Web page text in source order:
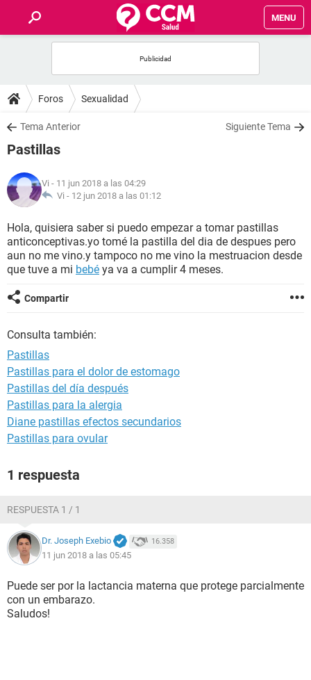
MENU
FOROS
SALUD
NUTRICIÓN
BIENESTAR
SEXUALIDAD
GLOSARIO
Foros Sexualidad
Tema Anterior Siguiente Tema
Pastillas
Vi - 11 jun 2018 a las 04:29
Vi - 12 jun 2018 a las 01:12
Hola, quisiera saber si puedo empezar a tomar pastillas
anticonceptivas.yo tomé la pastilla del dia de despues pero
aun no me vino.y tampoco no me vino la mestruacion desde
que tuve a mi bebé ya va a cumplir 4 meses.
Compartir
Consulta también:
Pastillas
Pastillas para el dolor de estomago
Pastillas del día después
Pastillas para la alergia
Diane pastillas efectos secundarios
Pastillas para ovular
1 respuesta
RESPUESTA 1 / 1
Dr. Joseph Exebio 16.358
11 jun 2018 a las 05:45
Puede ser por la lactancia materna que protege parcialmente
con un embarazo.
Saludos!